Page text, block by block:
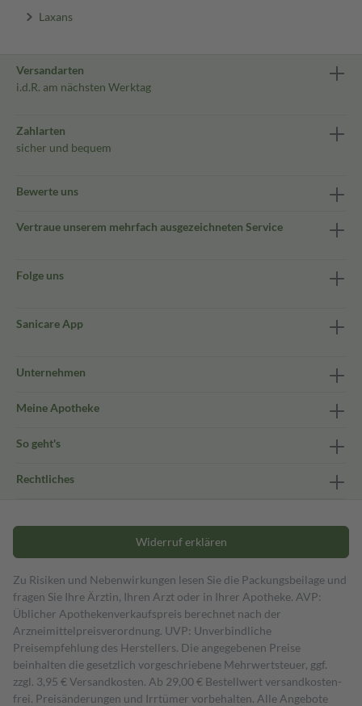
Laxans
Versandarten
i.d.R. am nächsten Werktag
Zahlarten
sicher und bequem
Bewerte uns
Vertraue unserem mehrfach ausgezeichneten Service
Folge uns
Sanicare App
Unternehmen
Meine Apotheke
So geht's
Rechtliches
Widerruf erklären
Zu Risiken und Nebenwirkungen lesen Sie die Packungsbeilage und
fragen Sie Ihre Ärztin, Ihren Arzt oder in Ihrer Apotheke. AVP:
Üblicher Apothekenverkaufspreis berechnet nach der
Arzneimittelpreisverordnung. UVP: Unverbindliche
Preisempfehlung des Herstellers. Die angegebenen Preise
beinhalten die gesetzlich vorgeschriebene Mehrwertsteuer, ggf.
zzgl. 3,95 € Versandkosten. Ab 29,00 € Bestell­wert versand­kosten­
frei. Preisänderungen und Irrtümer vorbehalten. Alle Angebote